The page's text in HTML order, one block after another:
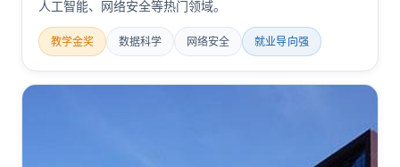
人工智能、网络安全等热门领域。
教学金奖 数据科学 网络安全 就业导向强